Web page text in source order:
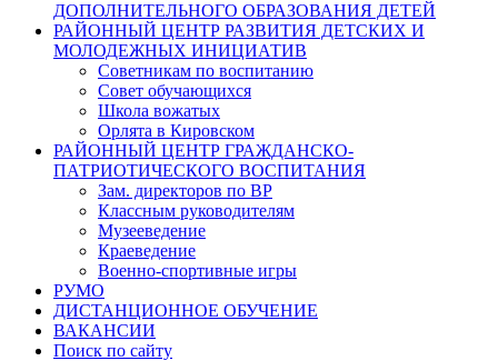
ДОПОЛНИТЕЛЬНОГО ОБРАЗОВАНИЯ ДЕТЕЙ
РАЙОННЫЙ ЦЕНТР РАЗВИТИЯ ДЕТСКИХ И
МОЛОДЕЖНЫХ ИНИЦИАТИВ
Советникам по воспитанию
Совет обучающихся
Школа вожатых
Орлята в Кировском
РАЙОННЫЙ ЦЕНТР ГРАЖДАНСКО-
ПАТРИОТИЧЕСКОГО ВОСПИТАНИЯ
Зам. директоров по ВР
Классным руководителям
Музееведение
Краеведение
Военно-спортивные игры
РУМО
ДИСТАНЦИОННОЕ ОБУЧЕНИЕ
ВАКАНСИИ
Поиск по сайту